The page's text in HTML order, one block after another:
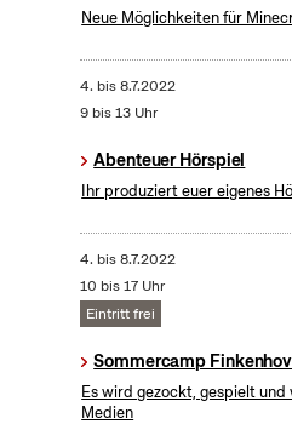
Neue Möglichkeiten für
4. bis8.7.2022
9 bis 13 Uhr
Abenteuer Hörspiel
Ihr produziert euer eigenes
4. bis8.7.2022
10 bis 17 Uhr
Eintritt frei
Sommercamp
Es wird gezockt, gespielt
Medien